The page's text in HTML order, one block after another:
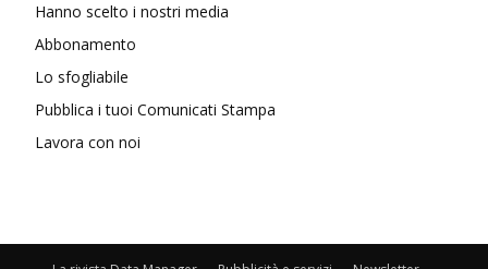
Hanno scelto i nostri media
Abbonamento
Lo sfogliabile
Pubblica i tuoi Comunicati Stampa
Lavora con noi